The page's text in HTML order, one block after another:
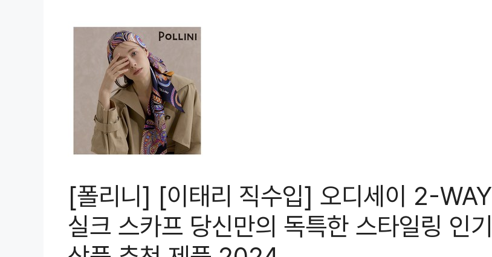
[폴리니] [이태리 직수입] 오디세이 2-WAY
실크 스카프 당신만의 독특한 스타일링 인기